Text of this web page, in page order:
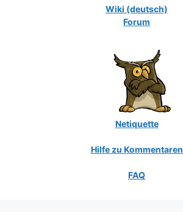
Wiki (deutsch)
Forum
Netiquette
Hilfe zu Kommentaren
FAQ